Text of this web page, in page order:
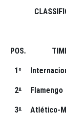
POS.
1º
2º Flamengo
3º Atlético-